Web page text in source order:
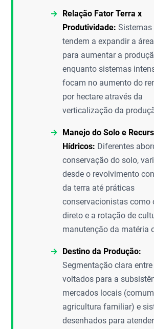
Relação Fator Terra x
Produtividade: Sistemas
tendem a expandir a
para aumentar a
enquanto sistemas
focam no aumento do
por hectare através da
verticalização da
Manejo do Solo e
Hídricos: Diferentes
conservação do solo,
desde o revolvimento
da terra até práticas
conservacionistas como
direto e a rotação de
manutenção da matéria
Destino da Produção:
Segmentação clara
voltados para a
mercados locais
agricultura familiar) e
desenhados para